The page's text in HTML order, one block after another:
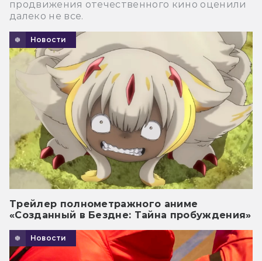
продвижения отечественного кино оценили
далеко не все.
Новости
Трейлер полнометражного аниме
«Созданный в Бездне: Тайна пробуждения»
Новости